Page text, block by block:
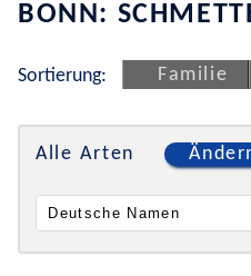
BONN:
Sortierung: Familie
Alle Arten